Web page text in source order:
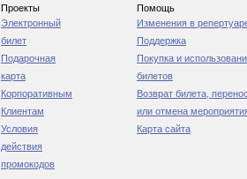
Проекты
Электронный
билет
Подарочная
карта
Корпоративным
Клиентам
Условия
действия
промокодов
Помощь
Изменения в
Поддержка
Покупка и
билетов
Возврат билета,
или отмена
Карта сайта